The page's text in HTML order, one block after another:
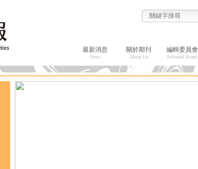
最新消息
News
關於期刊
About Us
編輯委員會
Editorial Board